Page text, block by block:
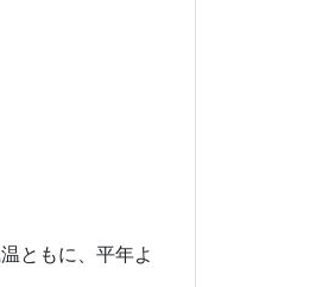
ともに、平年よ